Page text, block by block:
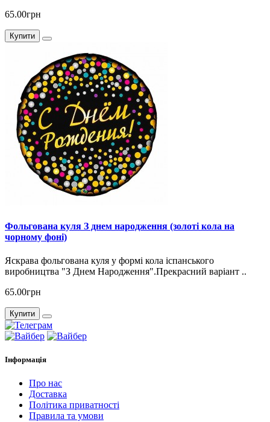
65.00грн
Купити
Фольгована куля З днем народження (золоті кола на
чорному фоні)
Яскрава фольгована куля у формі кола іспанського
виробництва "З Днем Народження".Прекрасний варіант ..
65.00грн
Купити
Інформація
Про нас
Доставка
Політика приватності
Правила та умови